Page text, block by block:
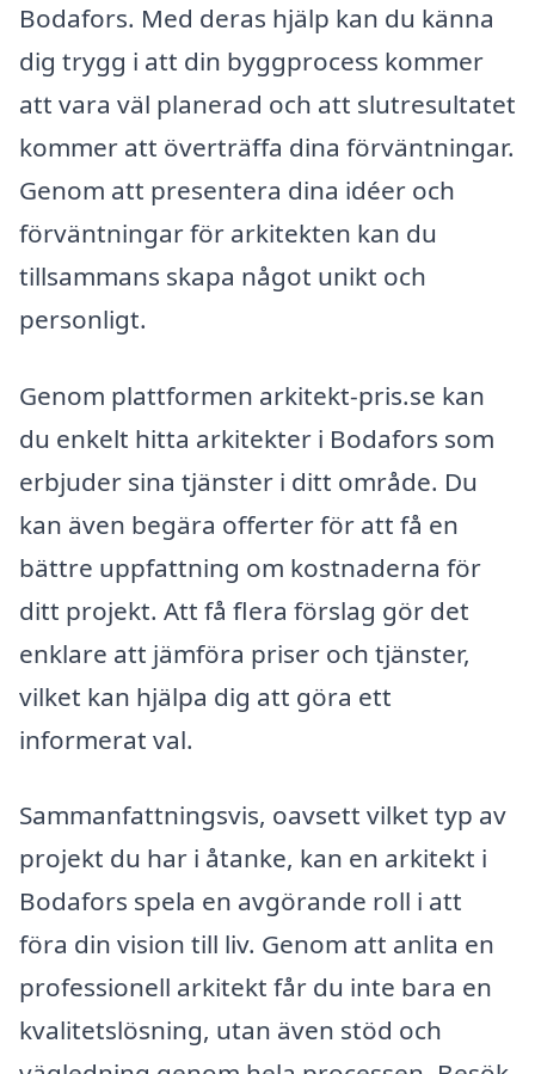
Bodafors. Med deras hjälp kan du känna
dig trygg i att din byggprocess kommer
att vara väl planerad och att slutresultatet
kommer att överträffa dina förväntningar.
Genom att presentera dina idéer och
förväntningar för arkitekten kan du
tillsammans skapa något unikt och
personligt.
Genom plattformen arkitekt-pris.se kan
du enkelt hitta arkitekter i Bodafors som
erbjuder sina tjänster i ditt område. Du
kan även begära offerter för att få en
bättre uppfattning om kostnaderna för
ditt projekt. Att få flera förslag gör det
enklare att jämföra priser och tjänster,
vilket kan hjälpa dig att göra ett
informerat val.
Sammanfattningsvis, oavsett vilket typ av
projekt du har i åtanke, kan en arkitekt i
Bodafors spela en avgörande roll i att
föra din vision till liv. Genom att anlita en
professionell arkitekt får du inte bara en
kvalitetslösning, utan även stöd och